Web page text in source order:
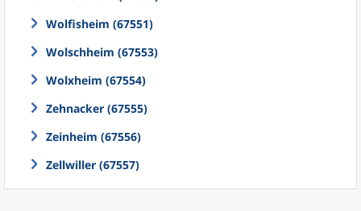
Wolfisheim (67551)
Wolschheim (67553)
Wolxheim (67554)
Zehnacker (67555)
Zeinheim (67556)
Zellwiller (67557)